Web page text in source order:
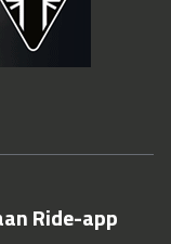
Ride-app